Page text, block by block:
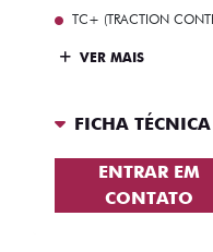
TC+ (TRACTION
VER MAIS
FICHA TÉCNICA
ENTRAR EM
CONTATO